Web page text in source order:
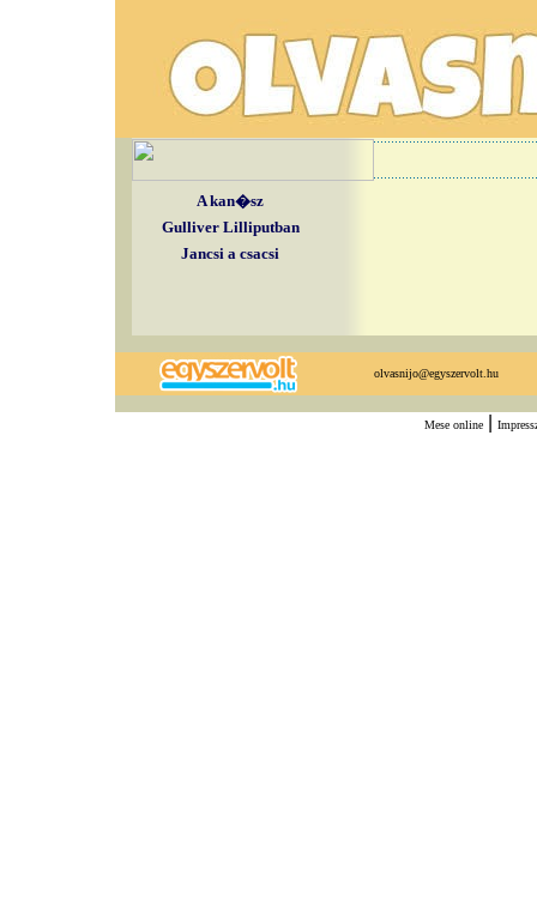
A kan�sz
Gulliver Lilliputban
Jancsi a csacsi
olvasnijo@egyszervolt.hu
Mese online|